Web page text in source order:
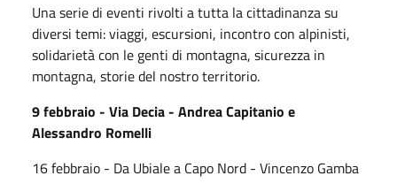
Una serie di eventi rivolti a tutta la cittadinanza su
diversi temi: viaggi, escursioni, incontro con alpinisti,
solidarietà con le genti di montagna, sicurezza in
montagna, storie del nostro territorio.
9 febbraio - Via Decia - Andrea Capitanio e
Alessandro Romelli
16 febbraio - Da Ubiale a Capo Nord - Vincenzo Gamba